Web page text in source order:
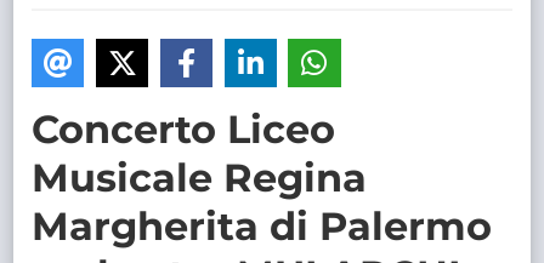
Concerto Liceo
Musicale Regina
Margherita di Palermo